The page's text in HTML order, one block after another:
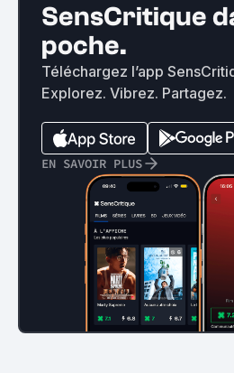
SensCritique
poche.
Téléchargez l’app
Explorez. Vibrez. Partagez.
EN SAVOIR PLUS